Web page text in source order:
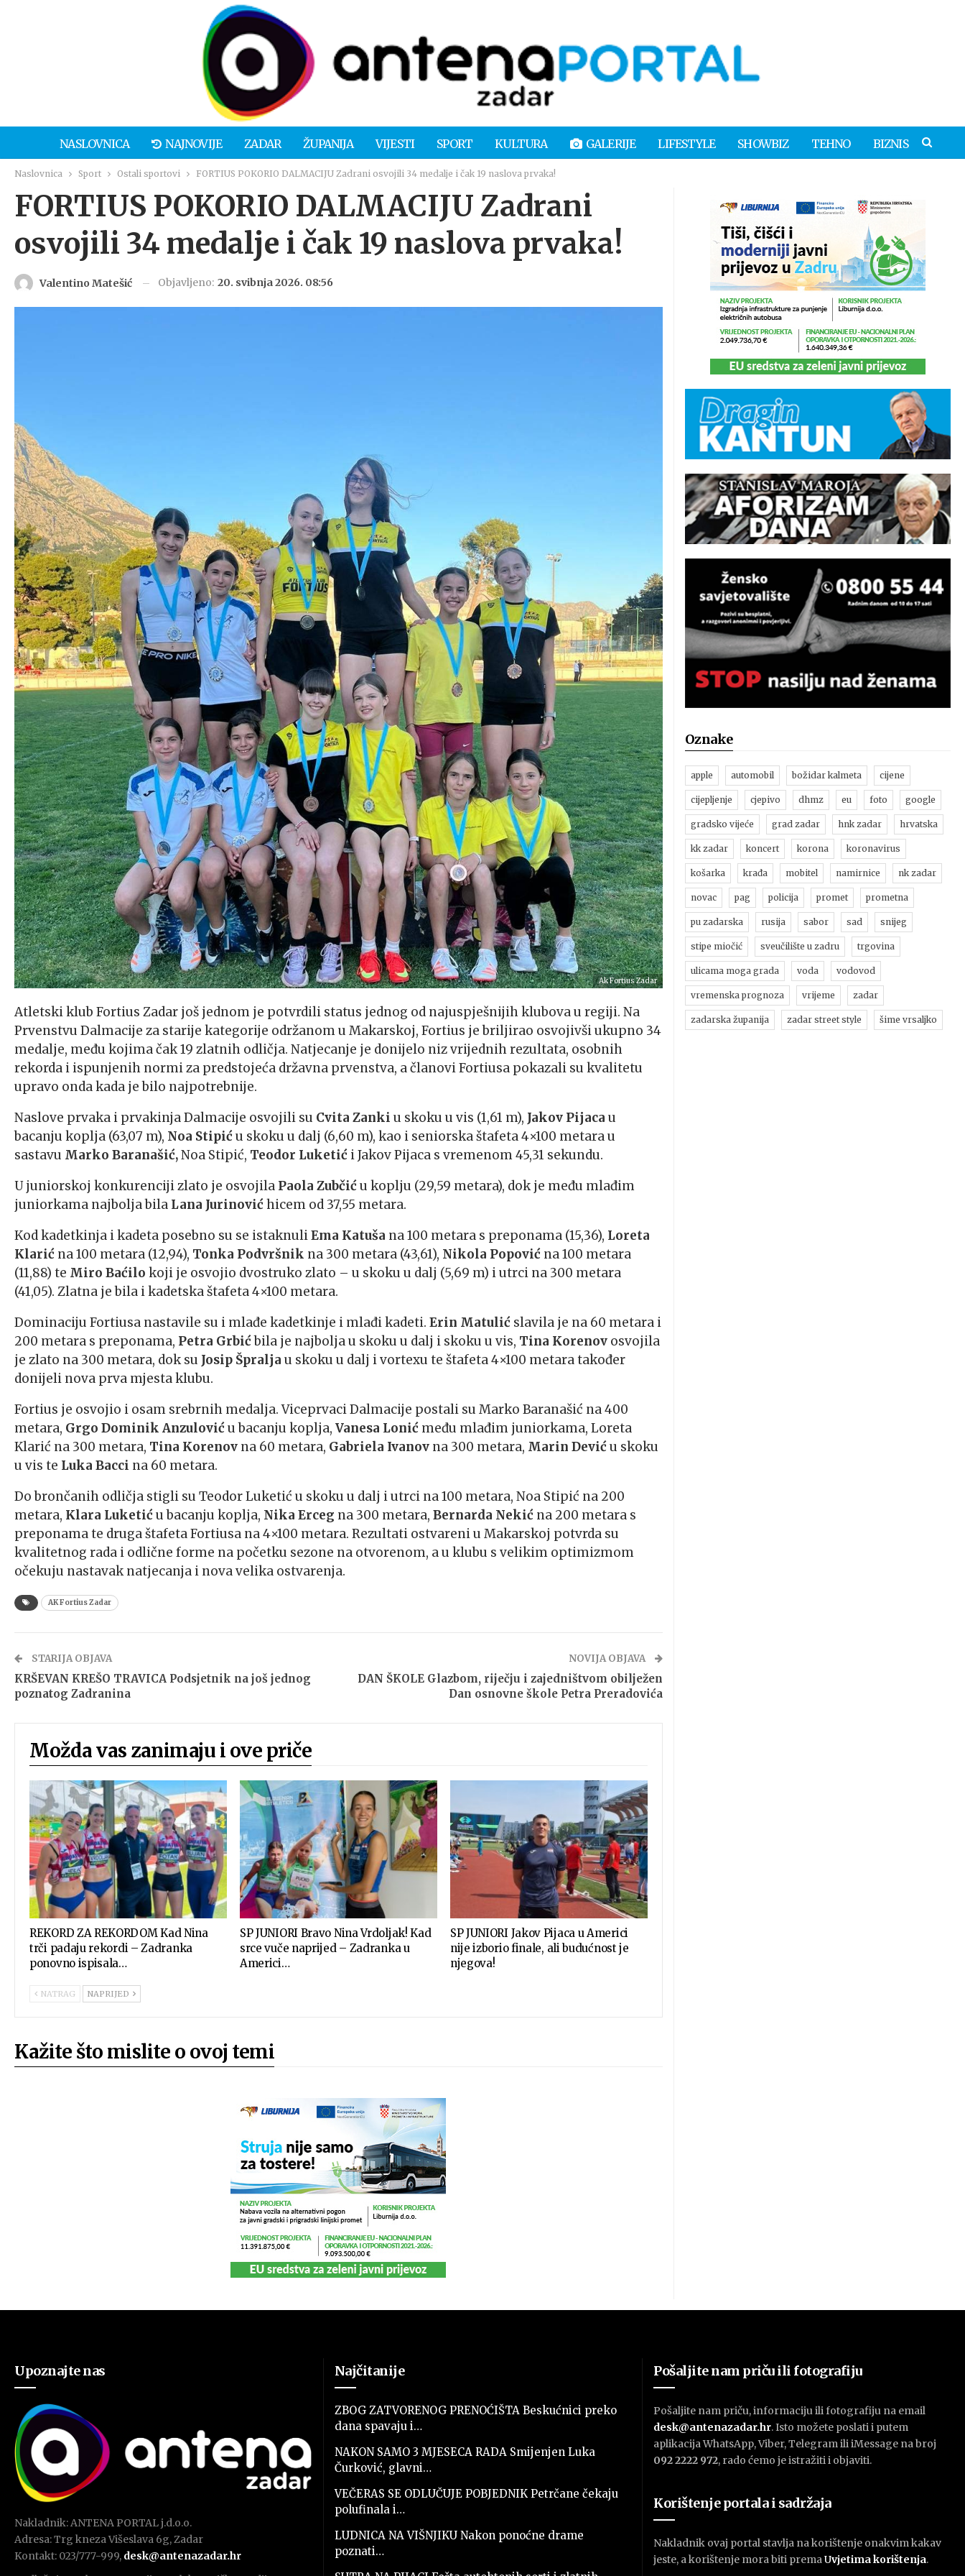
NASLOVNICA NAJNOVIJE ZADAR ŽUPANIJA VIJESTI SPORT KULTURA GALERIJE LIFESTYLE SHOWBIZ TEHNO BIZNIS
Naslovnica Sport Ostali sportovi FORTIUS POKORIO DALMACIJU Zadrani osvojili 34 medalje i čak 19 naslova prvaka!
FORTIUS POKORIO DALMACIJU Zadrani
osvojili 34 medalje i čak 19 naslova prvaka!
Valentino Matešić Objavljeno: 20. svibnja 2026. 08:56
Ak Fortius Zadar
Atletski klub Fortius Zadar još jednom je potvrdili status jednog od najuspješnijih klubova u regiji. Na
Prvenstvu Dalmacije za starije kategorije održanom u Makarskoj, Fortius je briljirao osvojivši ukupno 34
medalje, među kojima čak 19 zlatnih odličja. Natjecanje je donijelo niz vrijednih rezultata, osobnih
rekorda i ispunjenih normi za predstojeća državna prvenstva, a članovi Fortiusa pokazali su kvalitetu
upravo onda kada je bilo najpotrebnije.
Naslove prvaka i prvakinja Dalmacije osvojili su Cvita Zanki u skoku u vis (1,61 m), Jakov Pijaca u
bacanju koplja (63,07 m), Noa Stipiću skoku u dalj (6,60 m), kao i seniorska štafeta 4×100 metara u
sastavu Marko Baranašić,Noa Stipić, Teodor Luketić i Jakov Pijaca s vremenom 45,31 sekundu.
U juniorskoj konkurenciji zlato je osvojila Paola Zubčiću koplju (29,59 metara), dok je među mlađim
juniorkama najbolja bila Lana Jurinovićhicem od 37,55 metara.
Kod kadetkinja i kadeta posebno su se istaknuliEma Katuša na 100 metara s preponama (15,36), Loreta
Klarić na 100 metara (12,94), Tonka Podvršnik na 300 metara (43,61), Nikola Popović na 100 metara
(11,88) te Miro Baćilo koji je osvojio dvostruko zlato – u skoku u dalj (5,69 m) i utrci na 300 metara
(41,05). Zlatna je bila i kadetska štafeta 4×100 metara.
Dominaciju Fortiusa nastavile su i mlađe kadetkinje i mlađi kadeti. Erin Matulić slavila je na 60 metara i
200 metara s preponama, Petra Grbićbila je najbolja u skoku u dalj i skoku u vis, Tina Korenov osvojila
je zlato na 300 metara, dok su Josip Špralja u skoku u dalj i vortexu te štafeta 4×100 metara također
donijeli nova prva mjesta klubu.
Fortius je osvojio i osam srebrnih medalja. Viceprvaci Dalmacije postali su Marko Baranašić na 400
metara, Grgo Dominik Anzuloviću bacanju koplja, Vanesa Lonić među mlađim juniorkama, Loreta
Klarić na 300 metara, Tina Korenov na 60 metara, Gabriela Ivanov na 300 metara, Marin Deviću skoku
u vis te Luka Bacci na 60 metara.
Do brončanih odličja stigli su Teodor Luketić u skoku u dalj i utrci na 100 metara, Noa Stipić na 200
metara, Klara Luketiću bacanju koplja, Nika Erceg na 300 metara, Bernarda Nekić na 200 metara s
preponama te druga štafeta Fortiusa na 4×100 metara. Rezultati ostvareni u Makarskoj potvrda su
kvalitetnog rada i odlične forme na početku sezone na otvorenom, a u klubu s velikim optimizmom
očekuju nastavak natjecanja i nova velika ostvarenja.
AK Fortius Zadar
STARIJA OBJAVA
KRŠEVAN KREŠO TRAVICA Podsjetnik na još jednog
poznatog Zadranina
NOVIJA OBJAVA
DAN ŠKOLE Glazbom, riječju i zajedništvom obilježen
Dan osnovne škole Petra Preradovića
Možda vas zanimaju i ove priče
REKORD ZA REKORDOM Kad Nina
trči padaju rekordi – Zadranka
ponovno ispisala…
SP JUNIORI Bravo Nina Vrdoljak! Kad
srce vuče naprijed – Zadranka u
Americi…
SP JUNIORI Jakov Pijaca u Americi
nije izborio finale, ali budućnost je
njegova!
NATRAG NAPRIJED
Kažite što mislite o ovoj temi
Oznake
apple automobil božidar kalmeta cijene
cijepljenje cjepivo dhmz eu foto google
gradsko vijeće grad zadar hnk zadar hrvatska
kk zadar koncert korona koronavirus
košarka krađa mobitel namirnice nk zadar
novac pag policija promet prometna
pu zadarska rusija sabor sad snijeg
stipe miočić sveučilište u zadru trgovina
ulicama moga grada voda vodovod
vremenska prognoza vrijeme zadar
zadarska županija zadar street style šime vrsaljko
Upoznajte nas
Nakladnik: ANTENA PORTAL j.d.o.o.
Adresa: Trg kneza Višeslava 6g, Zadar
Kontakt: 023/777-999, desk@antenazadar.hr
Najčitanije
ZBOG ZATVORENOG PRENOĆIŠTA Beskućnici preko
dana spavaju i…
NAKON SAMO 3 MJESECA RADA Smijenjen Luka
Čurković, glavni…
VEČERAS SE ODLUČUJE POBJEDNIK Petrčane čekaju
polufinala i…
LUDNICA NA VIŠNJIKU Nakon ponoćne drame
poznati…
Pošaljite nam priču ili fotografiju
Pošaljite nam priču, informaciju ili fotografiju na email
desk@antenazadar.hr. Isto možete poslati i putem
aplikacija WhatsApp, Viber, Telegram ili iMessage na broj
092 2222 972, rado ćemo je istražiti i objaviti.
Korištenje portala i sadržaja
Nakladnik ovaj portal stavlja na korištenje onakvim kakav
jeste, a korištenje mora biti premaUvjetima korištenja.